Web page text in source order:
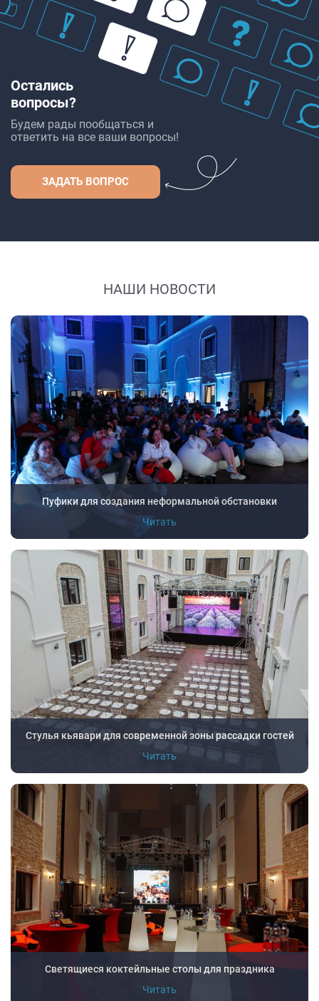
Остались
вопросы?
Будем рады пообщаться и
ответить на все ваши вопросы!
ЗАДАТЬ ВОПРОС
НАШИ НОВОСТИ
Пуфики для создания неформальной обстановки
Читать
Стулья кьявари для современной зоны рассадки гостей
Читать
Светящиеся коктейльные столы для праздника
Читать